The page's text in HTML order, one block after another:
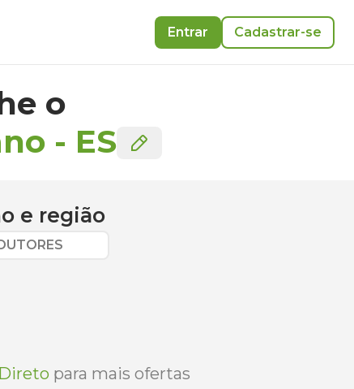
Entrar Cadastrar-se
o
- ES
e região
para mais ofertas